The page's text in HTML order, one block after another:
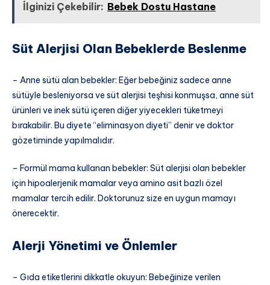
İlginizi Çekebilir: Bebek Dostu Hastane
Süt Alerjisi Olan Bebeklerde Beslenme
– Anne sütü alan bebekler: Eğer bebeğiniz sadece anne
sütüyle besleniyorsa ve süt alerjisi teşhisi konmuşsa, anne süt
ürünleri ve inek sütü içeren diğer yiyecekleri tüketmeyi
bırakabilir. Bu diyete “eliminasyon diyeti” denir ve doktor
gözetiminde yapılmalıdır.
– Formül mama kullanan bebekler: Süt alerjisi olan bebekler
için hipoalerjenik mamalar veya amino asit bazlı özel
mamalar tercih edilir. Doktorunuz size en uygun mamayı
önerecektir.
Alerji Yönetimi ve Önlemler
– Gıda etiketlerini dikkatle okuyun: Bebeğinize verilen